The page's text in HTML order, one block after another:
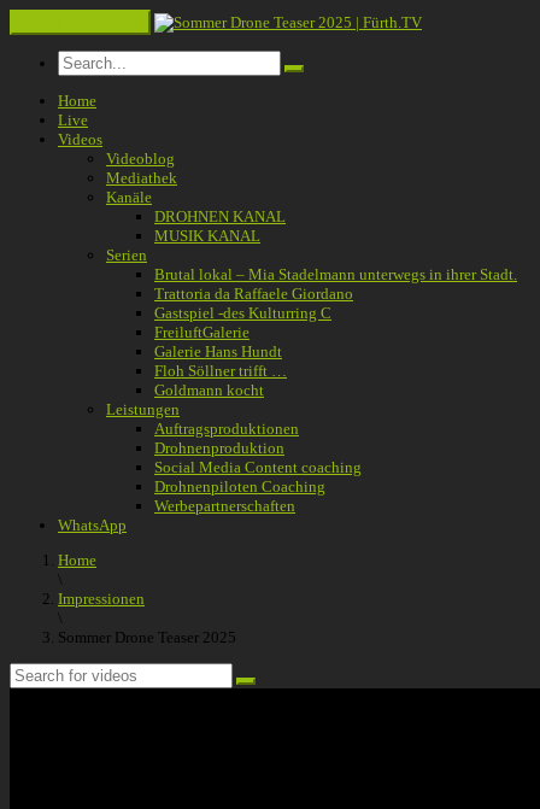
Home
Live
Videos
Videoblog
Mediathek
Kanäle
DROHNEN KANAL
MUSIK KANAL
Serien
Brutal lokal – Mia Stadelmann unterwegs in ihrer Stadt.
Trattoria da Raffaele Giordano
Gastspiel -des Kulturring C
FreiluftGalerie
Galerie Hans Hundt
Floh Söllner trifft …
Goldmann kocht
Leistungen
Auftragsproduktionen
Drohnenproduktion
Social Media Content coaching
Drohnenpiloten Coaching
Werbepartnerschaften
WhatsApp
Home
\
Impressionen
\
Sommer Drone Teaser 2025